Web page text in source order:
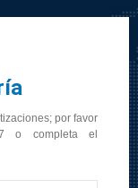
por favor
o completa el